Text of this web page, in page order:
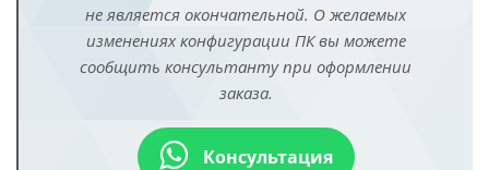
не является окончательной. О желаемых
изменениях конфигурации ПК вы можете
сообщить консультанту при оформлении
заказа.
Консультация